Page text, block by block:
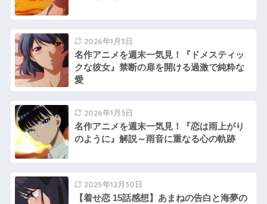
2026年1月3日
名作アニメを週末一気見！『ドメスティッ
クな彼女』禁断の扉を開ける過激で純粋な
愛
2026年1月3日
名作アニメを週末一気見！『恋は雨上がり
のように』解説～雨音に重なる心の軌跡
2025年12月30日
【着せ恋 15話感想】あまねの告白と海夢の